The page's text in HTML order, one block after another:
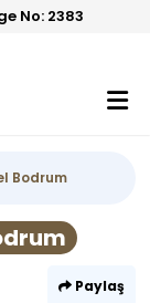
No: 2383
Bodrum
Paylaş